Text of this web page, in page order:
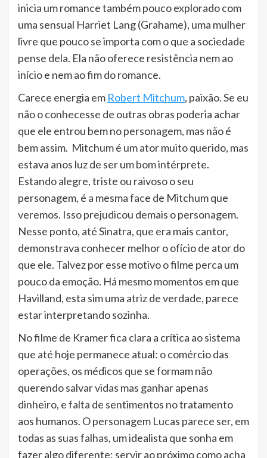
inicia um romance também pouco explorado com
uma sensual Harriet Lang (Grahame), uma mulher
livre que pouco se importa com o que a sociedade
pense dela. Ela não oferece resistência nem ao
início e nem ao fim do romance.
Carece energia em Robert Mitchum, paixão. Se eu
não o conhecesse de outras obras poderia achar
que ele entrou bem no personagem, mas não é
bem assim. Mitchum é um ator muito querido, mas
estava anos luz de ser um bom intérprete.
Estando alegre, triste ou raivoso o seu
personagem, é a mesma face de Mitchum que
veremos. Isso prejudicou demais o personagem.
Nesse ponto, até Sinatra, que era mais cantor,
demonstrava conhecer melhor o ofício de ator do
que ele. Talvez por esse motivo o filme perca um
pouco da emoção. Há mesmo momentos em que
Havilland, esta sim uma atriz de verdade, parece
estar interpretando sozinha.
No filme de Kramer fica clara a crítica ao sistema
que até hoje permanece atual: o comércio das
operações, os médicos que se formam não
querendo salvar vidas mas ganhar apenas
dinheiro, e falta de sentimentos no tratamento
aos humanos. O personagem Lucas parece ser, em
todas as suas falhas, um idealista que sonha em
fazer algo diferente: servir ao próximo como acha